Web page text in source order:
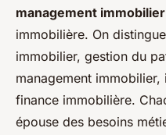
management immobilier
immobilière. On
immobilier, gestion du
management
finance immobilière.
épouse des besoins